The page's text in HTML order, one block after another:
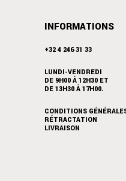
INFORMATIONS
+32 4 246 31 33
LUNDI-VENDREDI
DE 9H00 À 12H30 ET
DE 13H30 À 17H00.
CONDITIONS
RÉTRACTATION
LIVRAISON